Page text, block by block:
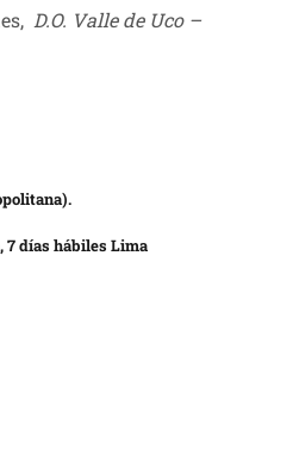
D.O. Valle de Uco –
7 días hábiles Lima